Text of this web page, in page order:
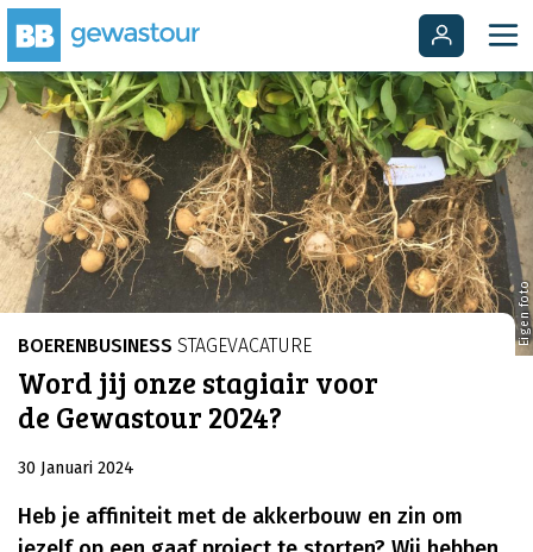
Eigen foto
BOERENBUSINESS STAGEVACATURE
Word jij onze stagiair voor
de Gewastour 2024?
30 Januari 2024
Heb je affiniteit met de akkerbouw en zin om